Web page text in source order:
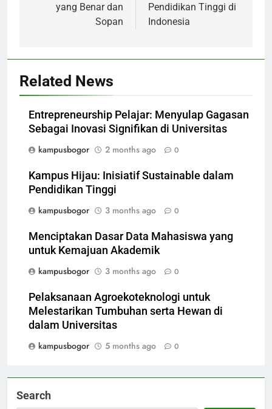
yang Benar dan
Sopan
Pendidikan Tinggi di
Indonesia
Related News
Entrepreneurship Pelajar: Menyulap Gagasan
Sebagai Inovasi Signifikan di Universitas
kampusbogor
2 months ago 0
Kampus Hijau: Inisiatif Sustainable dalam
Pendidikan Tinggi
kampusbogor
3 months ago 0
Menciptakan Dasar Data Mahasiswa yang
untuk Kemajuan Akademik
kampusbogor
3 months ago 0
Pelaksanaan Agroekoteknologi untuk
Melestarikan Tumbuhan serta Hewan di
dalam Universitas
kampusbogor
5 months ago 0
Search